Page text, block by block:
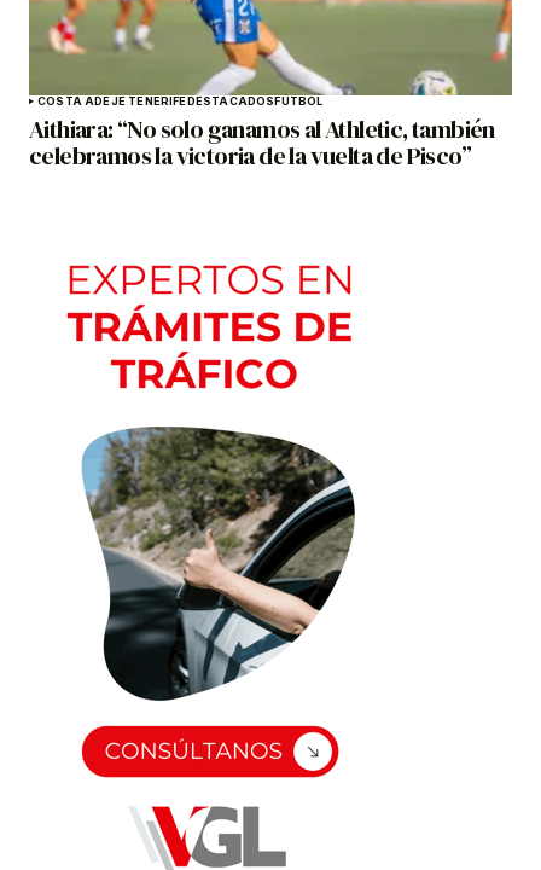
COSTA ADEJE TENERIFEDESTACADOSFÚTBOL
Aithiara: “No solo ganamos al Athletic, también
celebramos la victoria de la vuelta de Pisco”